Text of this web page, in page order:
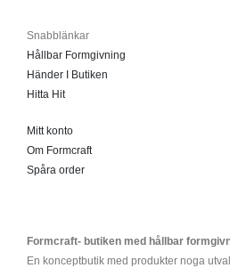
Snabblänkar
Hållbar Formgivning
Händer I Butiken
Hitta Hit
Mitt konto
Om Formcraft
Spåra order
Formcraft- butiken med hållbar
En konceptbutik med produkter noga